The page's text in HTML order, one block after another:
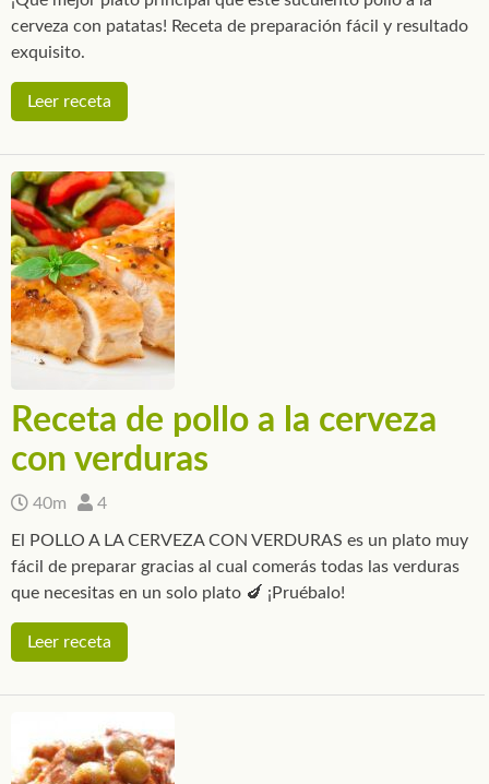
cerveza con patatas! Receta de preparación fácil y resultado
exquisito.
Leer receta
Receta de pollo a la cerveza
con verduras
40m 4
El POLLO A LA CERVEZA CON VERDURAS es un plato muy
fácil de preparar gracias al cual comerás todas las verduras
que necesitas en un solo plato 🍆 ¡Pruébalo!
Leer receta